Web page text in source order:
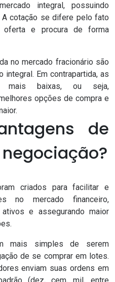
integral, possuindo
cotação se difere pelo fato
oferta e procura de forma
no mercado fracionário são
Em contrapartida, as
mais baixas, ou seja,
opções de compra e
de
criados para facilitar e
no mercado financeiro,
e assegurando maior
mais simples de serem
de se comprar em lotes.
enviam suas ordens em